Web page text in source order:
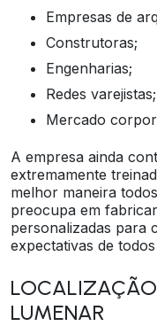
Empresas de
Construtoras;
Engenharias;
Redes varejistas;
Mercado
A empresa ainda
extremamente
melhor maneira
preocupa em
personalizadas para
expectativas de todos
LUMENAR